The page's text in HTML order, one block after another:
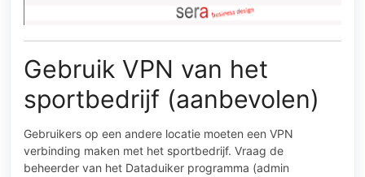
Gebruik VPN van het
sportbedrijf (aanbevolen)
Gebruikers op een andere locatie moeten een VPN
verbinding maken met het sportbedrijf. Vraag de
beheerder van het Dataduiker programma (admin